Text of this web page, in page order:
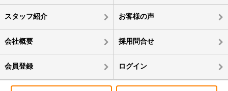
スタッフ紹介 お客様の声
会社概要 採用問合せ
会員登録 ログイン